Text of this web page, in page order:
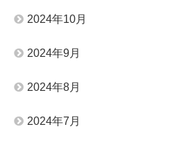
2024年10月
2024年9月
2024年8月
2024年7月